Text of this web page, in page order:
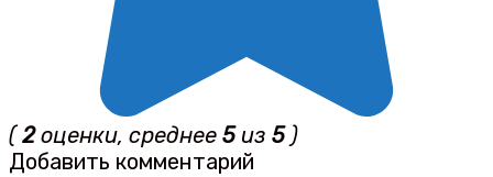
(2оценки, среднее 5из 5)
Добавить комментарий